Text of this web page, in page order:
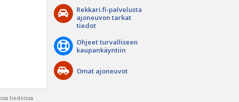
tiedoissa
Rekkari.fi-palvelusta
ajoneuvon tarkat
tiedot
Ohjeet turvalliseen
kaupankäyntiin
Omat ajoneuvot